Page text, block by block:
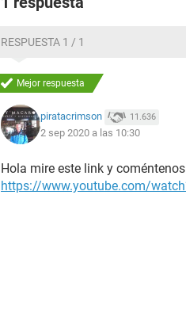
RESPUESTA 1 / 1
Mejor respuesta
piratacrimson 11.636
2 sep 2020 a las 10:30
Hola mire este link y
https://www.youtube.com/